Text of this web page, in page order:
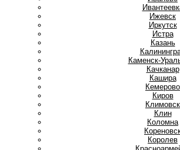
Ижевск
Иркутск
Истра
Казань
Каменск-
Качканар
Кашира
Кемерово
Киров
Климовск
Клин
Коломна
Королев